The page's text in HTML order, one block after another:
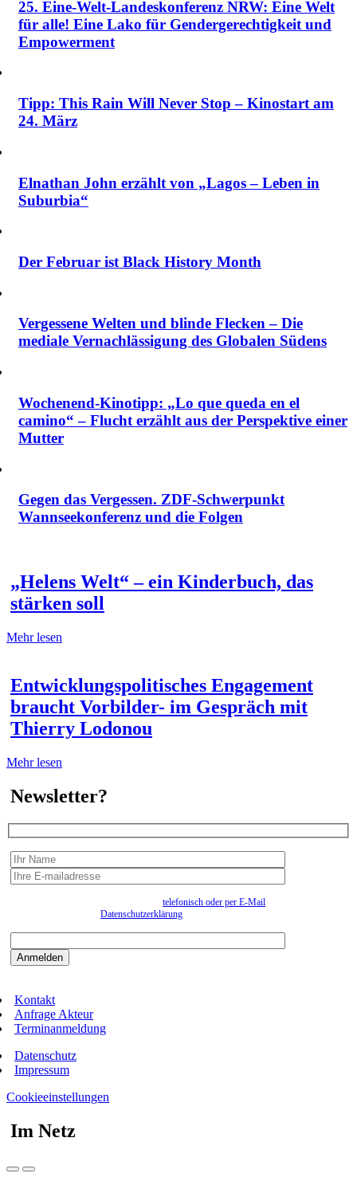
25. Eine-Welt-Landeskonferenz NRW: Eine Welt
für alle! Eine Lako für Gendergerechtigkeit und
Empowerment
Tipp: This Rain Will Never Stop – Kinostart am
24. März
Elnathan John erzählt von „Lagos – Leben in
Suburbia“
Der Februar ist Black History Month
Vergessene Welten und blinde Flecken – Die
mediale Vernachlässigung des Globalen Südens
Wochenend-Kinotipp: „Lo que queda en el
camino“ – Flucht erzählt aus der Perspektive einer
Mutter
Gegen das Vergessen. ZDF-Schwerpunkt
Wannseekonferenz und die Folgen
„Helens Welt“ – ein Kinderbuch, das
stärken soll
Mehr lesen
Entwicklungspolitisches Engagement
braucht Vorbilder- im Gespräch mit
Thierry Lodonou
Mehr lesen
Newsletter?
telefonisch oder per E-Mail
Datenschutzerklärung
Kontakt
Anfrage Akteur
Terminanmeldung
Datenschutz
Impressum
Cookieeinstellungen
Im Netz